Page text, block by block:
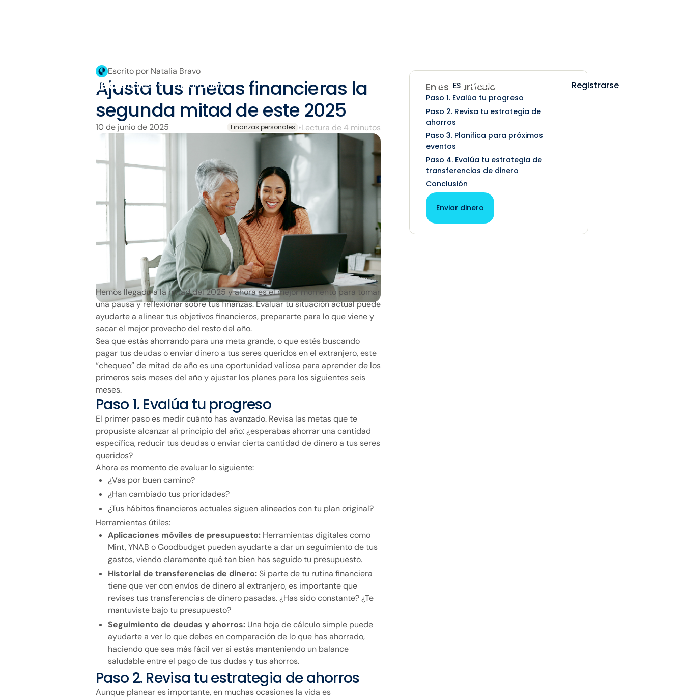
Empresa Enviar dinero EN ES Ayuda Registrarse
Escrito por Natalia Bravo
Ajusta tus metas financieras la
segunda mitad de este 2025
10 de junio de 2025 Finanzas personales •Lectura de 4 minutos
Hemos llegado a la mitad del 2025 y ahora es el mejor momento para tomar
una pausa y reflexionar sobre tus finanzas. Evaluar tu situación actual puede
ayudarte a alinear tus objetivos financieros, prepararte para lo que viene y
sacar el mejor provecho del resto del año.
Sea que estás ahorrando para una meta grande, o que estés buscando
pagar tus deudas o enviar dinero a tus seres queridos en el extranjero, este
“chequeo” de mitad de año es una oportunidad valiosa para aprender de los
primeros seis meses del año y ajustar los planes para los siguientes seis
meses.
Paso 1. Evalúa tu progreso
El primer paso es medir cuánto has avanzado. Revisa las metas que te
propusiste alcanzar al principio del año: ¿esperabas ahorrar una cantidad
específica, reducir tus deudas o enviar cierta cantidad de dinero a tus seres
queridos?
Ahora es momento de evaluar lo siguiente:
¿Vas por buen camino?
¿Han cambiado tus prioridades?
¿Tus hábitos financieros actuales siguen alineados con tu plan original?
Herramientas útiles:
Aplicaciones móviles de presupuesto: Herramientas digitales como
Mint, YNAB o Goodbudget pueden ayudarte a dar un seguimiento de tus
gastos, viendo claramente qué tan bien has seguido tu presupuesto.
Historial de transferencias de dinero:Si parte de tu rutina financiera
tiene que ver con envíos de dinero al extranjero, es importante que
revises tus transferencias de dinero pasadas. ¿Has sido constante? ¿Te
mantuviste bajo tu presupuesto?
Seguimiento de deudas y ahorros: Una hoja de cálculo simple puede
ayudarte a ver lo que debes en comparación de lo que has ahorrado,
haciendo que sea más fácil ver si estás manteniendo un balance
saludable entre el pago de tus dudas y tus ahorros.
Paso 2. Revisa tu estrategia de ahorros
Aunque planear es importante, en muchas ocasiones la vida es
En este artículo
Paso 1. Evalúa tu progreso
Paso 2. Revisa tu estrategia de
ahorros
Paso 3. Planifica para próximos
eventos
Paso 4. Evalúa tu estrategia de
transferencias de dinero
Conclusión
Enviar dinero